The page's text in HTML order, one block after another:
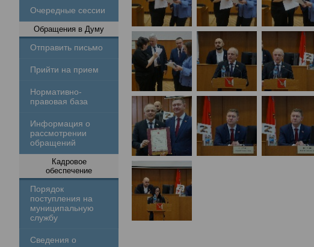
Очередные сессии
Обращения в Думу
Отправить письмо
Прийти на прием
Нормативно-
правовая база
Информация о
рассмотрении
обращений
Кадровое
обеспечение
Порядок
поступления на
муниципальную
службу
Сведения о